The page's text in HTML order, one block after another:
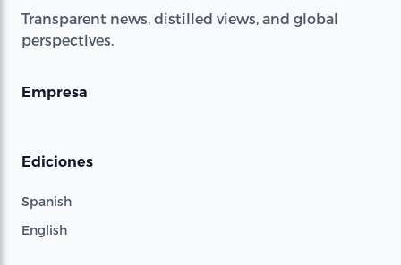
Transparent news, distilled views, and global
perspectives.
Empresa
Ediciones
Spanish
English